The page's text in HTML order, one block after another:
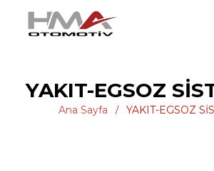
YAKIT-EGSOZ
Ana Sayfa / YAKIT-EGSOZ